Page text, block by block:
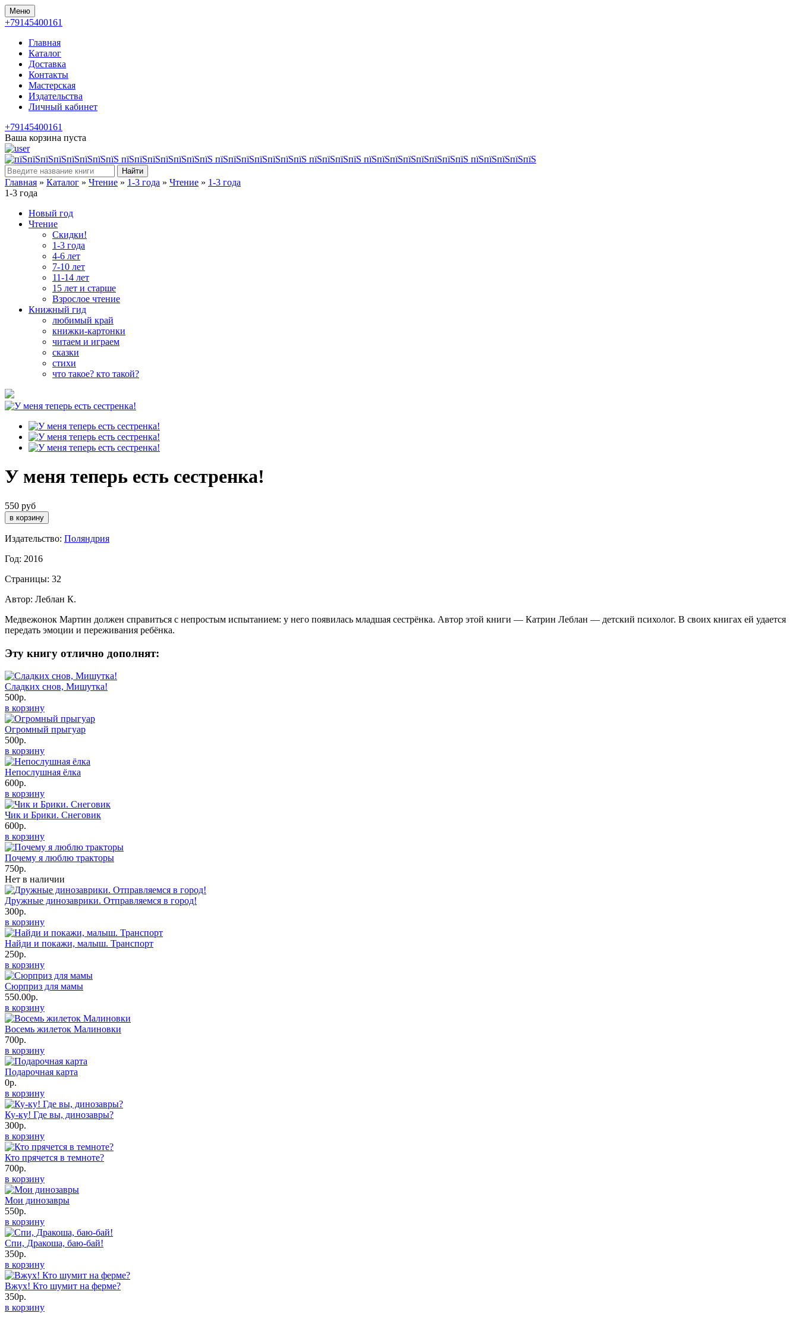
Меню
+79145400161
Главная
Каталог
Доставка
Контакты
Мастерская
Издательства
Личный кабинет
+79145400161
Ваша корзина пуста
Найти
Главная » Каталог » Чтение » 1-3 года » Чтение » 1-3 года
1-3 года
Новый год
Чтение
Скидки!
1-3 года
4-6 лет
7-10 лет
11-14 лет
15 лет и старше
Взрослое чтение
Книжный гид
любимый край
книжки-картонки
читаем и играем
сказки
стихи
что такое? кто такой?
У меня теперь есть сестренка!
550 руб
Издательство: Поляндрия
Год: 2016
Страницы: 32
Автор: Леблан К.
Медвежонок Мартин должен справиться с непростым испытанием: у него появилась младшая сестрёнка. Автор этой книги — Катрин Леблан — детский психолог. В своих книгах ей удается
передать эмоции и переживания ребёнка.
Эту книгу отлично дополнят:
Сладких снов, Мишутка!
500р.
в корзину
Огромный прыгуар
500р.
в корзину
Непослушная ёлка
600р.
в корзину
Чик и Брики. Снеговик
600р.
в корзину
Почему я люблю тракторы
750р.
Нет в наличии
Дружные динозаврики. Отправляемся в город!
300р.
в корзину
Найди и покажи, малыш. Транспорт
250р.
в корзину
Сюрприз для мамы
550.00р.
в корзину
Восемь жилеток Малиновки
700р.
в корзину
Подарочная карта
0р.
в корзину
Ку-ку! Где вы, динозавры?
300р.
в корзину
Кто прячется в темноте?
700р.
в корзину
Мои динозавры
550р.
в корзину
Спи, Дракоша, баю-бай!
350р.
в корзину
Вжух! Кто шумит на ферме?
350р.
в корзину